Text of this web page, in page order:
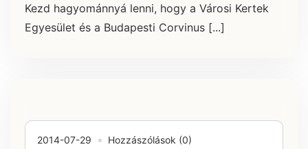
Kezd hagyománnyá lenni, hogy a Városi Kertek
Egyesület és a Budapesti Corvinus [...]
2014-07-29 Hozzászólások (0)